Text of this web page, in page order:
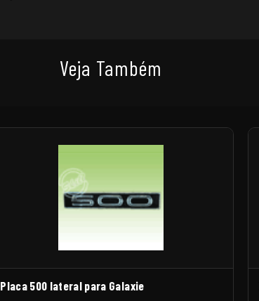
Veja Também
Placa 500 lateral para Galaxie